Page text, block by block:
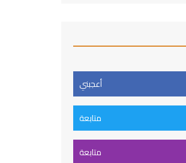
أعجبني
متابعة
متابعة